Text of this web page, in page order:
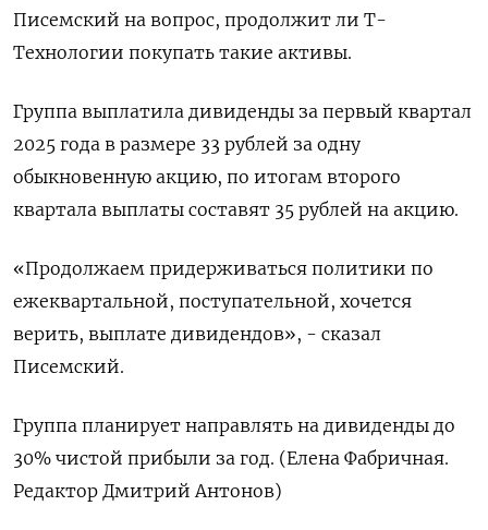
Писемский на вопрос, продолжит ли Т-
Технологии покупать такие активы.
Группа выплатила дивиденды за первый квартал
2025 года в размере 33 рублей за одну
обыкновенную акцию, по итогам второго
квартала выплаты составят 35 рублей на акцию.
«Продолжаем придерживаться политики по
ежеквартальной, поступательной, хочется
верить, выплате дивидендов», - сказал
Писемский.
Группа планирует направлять на дивиденды до
30% чистой прибыли за год. (Елена Фабричная.
Редактор Дмитрий Антонов)